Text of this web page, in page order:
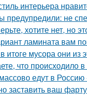
интерьера
предупредили: не
хотите нет, но
ламината вам
итоге мусора они из
что происходило
едут в Россию
заставить ваш